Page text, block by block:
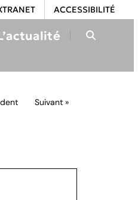
ACCESSIBILITÉ
Suivant »